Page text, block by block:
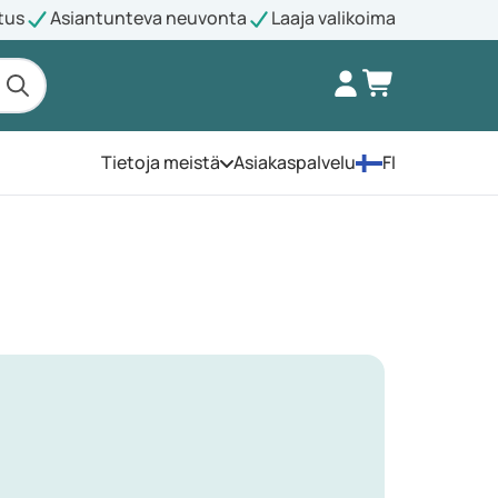
Asiantunteva neuvonta Laaja valikoima
Tietoja meistä Avaa valikko
Asiakaspalvelu FI